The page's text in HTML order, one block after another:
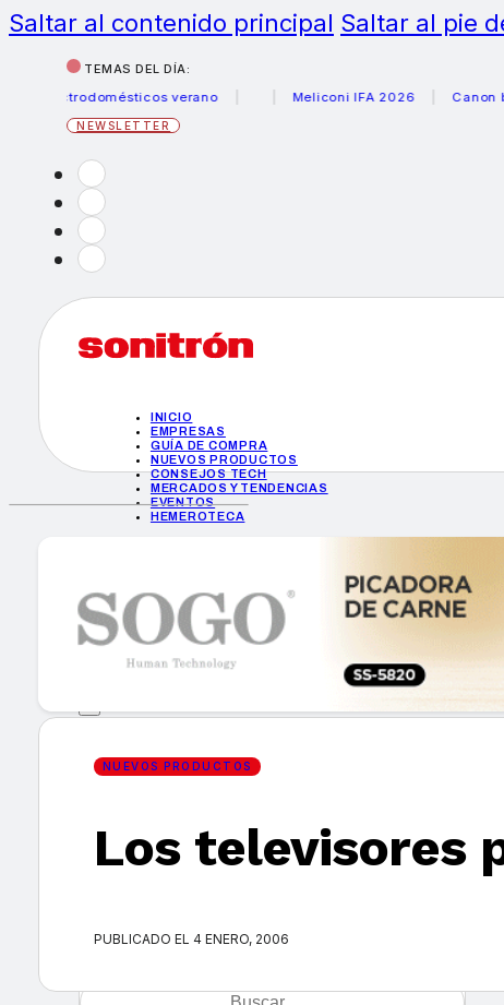
Saltar al contenido principal Saltar al pie
TEMAS DEL DÍA:
verano
Meliconi IFA 2026 Canon becas
NEWSLETTER
INICIO
EMPRESAS
GUÍA DE COMPRA
NUEVOS PRODUCTOS
CONSEJOS TECH
MERCADOS Y TENDENCIAS
EVENTOS
HEMEROTECA
GUÍA DE COMPRA
NUEVOS PRODUCTOS
CONSEJOS TECH
MERCADOS Y TENDENCIAS
HEMEROTECA
NUEVOS PRODUCTOS
Los televisores
PUBLICADO EL 4 ENERO, 2006